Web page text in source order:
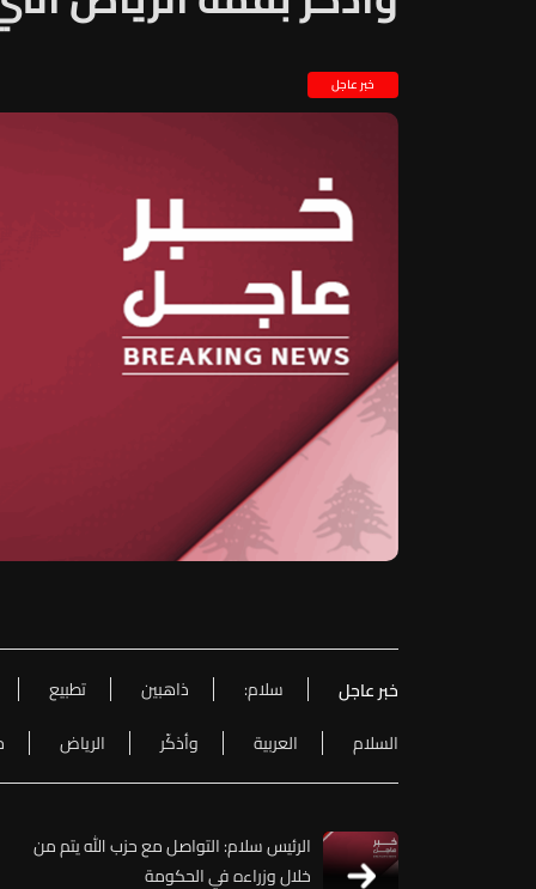
خبر عاجل
خبر عاجل سلام: ذاهبين تطبيع
السلام
العربية وأذكّر الرياض
الرئيس سلام: التواصل مع حزب الله يتم من
خلال وزراءه في الحكومة